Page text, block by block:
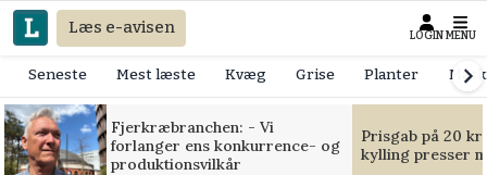
Læs e-avisen LOGIN MENU
Seneste Mest læste Kvæg Grise Planter
Fjerkræbranchen: - Vi
forlanger ens konkurrence- og
produktionsvilkår
Prisgab på 20
kylling presser